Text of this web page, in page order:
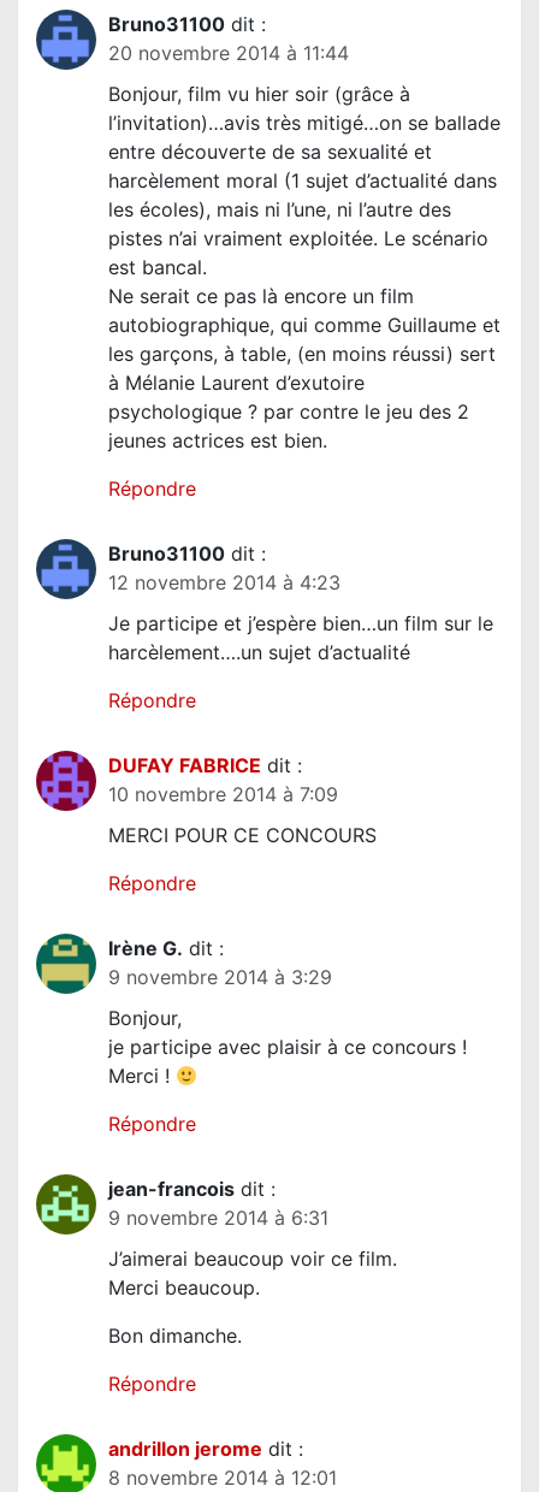
Bruno31100 dit :
20 novembre 2014 à 11:44
Bonjour, film vu hier soir (grâce à
l’invitation)…avis très mitigé…on se ballade
entre découverte de sa sexualité et
harcèlement moral (1 sujet d’actualité dans
les écoles), mais ni l’une, ni l’autre des
pistes n’ai vraiment exploitée. Le scénario
est bancal.
Ne serait ce pas là encore un film
autobiographique, qui comme Guillaume et
les garçons, à table, (en moins réussi) sert
à Mélanie Laurent d’exutoire
psychologique ? par contre le jeu des 2
jeunes actrices est bien.
Répondre
Bruno31100 dit :
12 novembre 2014 à 4:23
Je participe et j’espère bien…un film sur le
harcèlement….un sujet d’actualité
Répondre
DUFAY FABRICE dit :
10 novembre 2014 à 7:09
MERCI POUR CE CONCOURS
Répondre
Irène G. dit :
9 novembre 2014 à 3:29
Bonjour,
je participe avec plaisir à ce concours !
Merci !
Répondre
jean-francois dit :
9 novembre 2014 à 6:31
J’aimerai beaucoup voir ce film.
Merci beaucoup.
Bon dimanche.
Répondre
andrillon jerome dit :
8 novembre 2014 à 12:01